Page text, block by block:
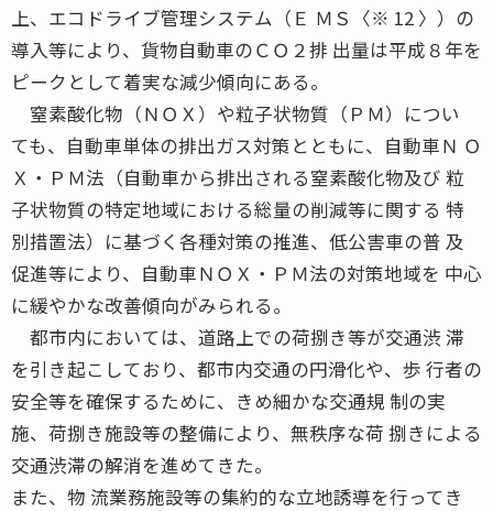
上、エコドライブ管理システム（Ｅ ＭＳ〈※ 12 〉）の
導入等により、貨物自動車のＣＯ２排 出量は平成８年を
ピークとして着実な減少傾向にある。
窒素酸化物（ＮＯＸ）や粒子状物質（ＰＭ）につい
ても、自動車単体の排出ガス対策とともに、自動車Ｎ Ｏ
Ｘ・ＰＭ法（自動車から排出される窒素酸化物及び 粒
子状物質の特定地域における総量の削減等に関する 特
別措置法）に基づく各種対策の推進、低公害車の普 及
促進等により、自動車ＮＯＸ・ＰＭ法の対策地域を 中心
に緩やかな改善傾向がみられる。
都市内においては、道路上での荷捌き等が交通渋 滞
を引き起こしており、都市内交通の円滑化や、歩 行者の
安全等を確保するために、きめ細かな交通規 制の実
施、荷捌き施設等の整備により、無秩序な荷 捌きによる
交通渋滞の解消を進めてきた。
また、物 流業務施設等の集約的な立地誘導を行ってき